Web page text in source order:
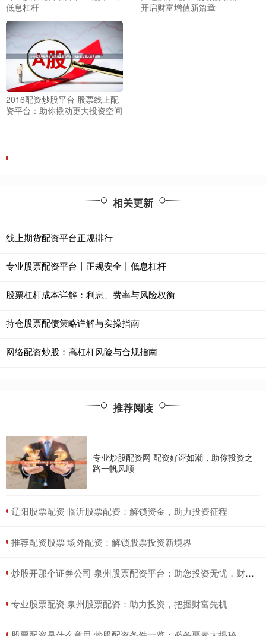
低息杠杆
开启财富增值新篇章
2016配资炒股平台 股票线上配
资平台：助你撬动更大投资空间
相关更新
线上期货配资平台正规排行
专业股票配资平台丨正规安全丨低息杠杆
股票杠杆成本详解：利息、费率与风险权衡
持仓股票配债策略详解与实操指南
网络配资炒股：高杠杆风险与合规指南
推荐阅读
专业炒股配资网 配资好评如潮，助你投资之
路一帆风顺
​辽阳股票配资 临沂股票配资：解锁资金，助力投资征程
​推荐配资股票 场外配资：解锁股票投资新境界
​炒股开那个证券公司 泉州股票配资平台：助您投资无忧，财富增值
​专业股票配资 泉州股票配资：助力投资，把握财富先机